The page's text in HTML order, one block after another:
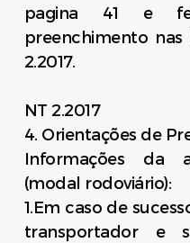
pagina 41 e
preenchimento nas
2.2017.
NT 2.2017
4. Orientações de
Informações da
(modal rodoviário):
1.Em caso de
transportador e